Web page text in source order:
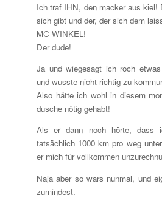
Ich traf IHN, den macker aus kiel!
sich gibt und der, der sich dem
MC WINKEL!
Der dude!
Ja und wiegesagt ich roch
und wusste nicht richtig zu
Also hätte ich wohl in diesem
dusche nötig gehabt!
Als er dann noch hörte, dass
tatsächlich 1000 km pro weg
er mich für vollkommen
Naja aber so wars nunmal, und
zumindest.